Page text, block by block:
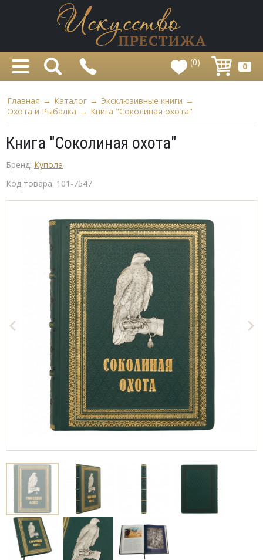
(0) 0
Главная → Каталог → Эксклюзивные книги →
Охота и Рыбалка → Книга "Соколиная охота"
Книга "Соколиная охота"
Бренд: Купола
Код товара: 101-7547